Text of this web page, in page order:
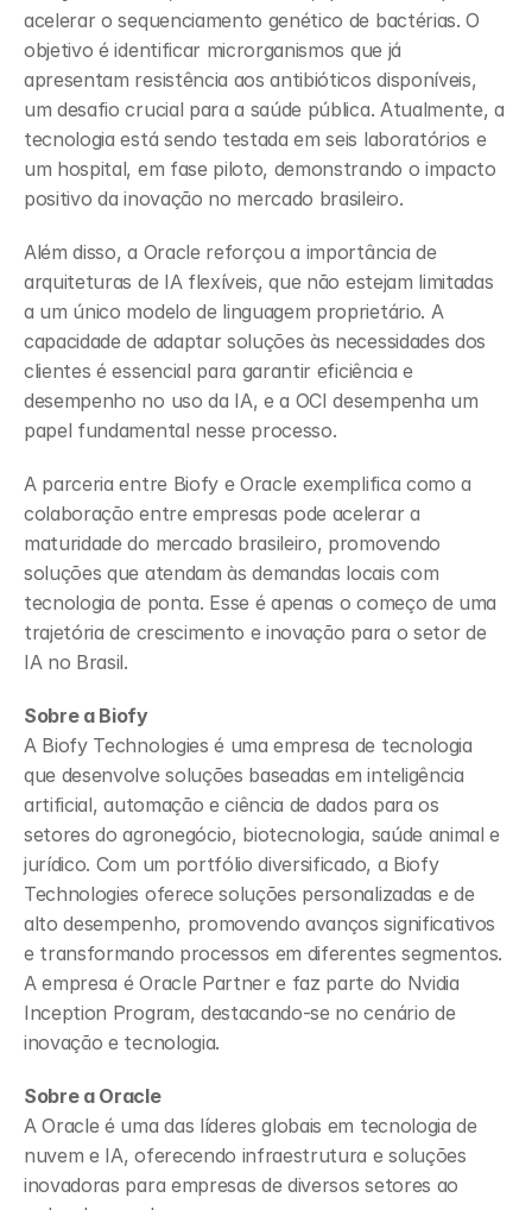
acelerar o sequenciamento genético de bactérias. O
objetivo é identificar microrganismos que já
apresentam resistência aos antibióticos disponíveis,
um desafio crucial para a saúde pública. Atualmente, a
tecnologia está sendo testada em seis laboratórios e
um hospital, em fase piloto, demonstrando o impacto
positivo da inovação no mercado brasileiro.
Além disso, a Oracle reforçou a importância de
arquiteturas de IA flexíveis, que não estejam limitadas
a um único modelo de linguagem proprietário. A
capacidade de adaptar soluções às necessidades dos
clientes é essencial para garantir eficiência e
desempenho no uso da IA, e a OCI desempenha um
papel fundamental nesse processo.
A parceria entre Biofy e Oracle exemplifica como a
colaboração entre empresas pode acelerar a
maturidade do mercado brasileiro, promovendo
soluções que atendam às demandas locais com
tecnologia de ponta. Esse é apenas o começo de uma
trajetória de crescimento e inovação para o setor de
IA no Brasil.
Sobre a Biofy
A Biofy Technologies é uma empresa de tecnologia
que desenvolve soluções baseadas em inteligência
artificial, automação e ciência de dados para os
setores do agronegócio, biotecnologia, saúde animal e
jurídico. Com um portfólio diversificado, a Biofy
Technologies oferece soluções personalizadas e de
alto desempenho, promovendo avanços significativos
e transformando processos em diferentes segmentos.
A empresa é Oracle Partner e faz parte do Nvidia
Inception Program, destacando-se no cenário de
inovação e tecnologia.
Sobre a Oracle
A Oracle é uma das líderes globais em tecnologia de
nuvem e IA, oferecendo infraestrutura e soluções
inovadoras para empresas de diversos setores ao